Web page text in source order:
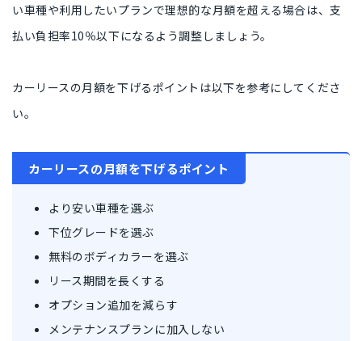
い車種や利用したいプランで理想的な月額を超える場合は、支
払い負担率10％以下になるよう調整しましょう。
カーリースの月額を下げるポイントは以下を参考にしてくださ
い。
カーリースの月額を下げるポイント
より安い車種を選ぶ
下位グレードを選ぶ
無料のボディカラーを選ぶ
リース期間を長くする
オプション追加を減らす
メンテナンスプランに加入しない